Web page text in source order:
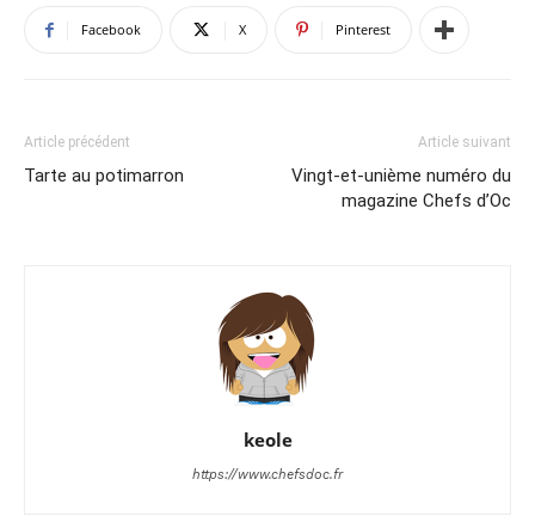
Facebook X Pinterest
Article précédent
Tarte au potimarron
Article suivant
Vingt-et-unième numéro du
magazine Chefs d’Oc
keole
https://www.chefsdoc.fr